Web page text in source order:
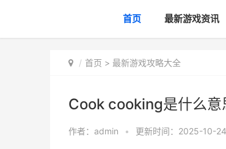
首页 最新游戏资讯
首页 > 最新游戏攻略大全
Cook cooking是什么意
作者： admin • 更新时间：2025-10-24